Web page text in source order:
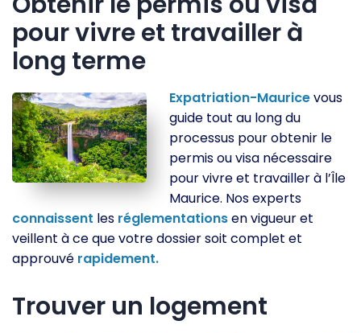
pour vivre et travailler à
long terme
Expatriation-Mauricevous
guide tout au long du
processus pour obtenir le
permis ou visa nécessaire
pour vivre et travailler à l’Île
Maurice. Nos experts
connaissent les réglementationsen vigueur et
veillent à ce que votre dossier soit complet et
approuvé rapidement.
Trouver un logement